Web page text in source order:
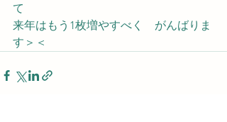
て
来年はもう1枚増やすべく　がんばりま
す＞＜